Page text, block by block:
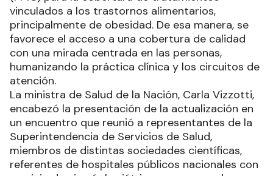
vinculados a los trastornos alimentarios,
principalmente de obesidad. De esa manera, se
favorece el acceso a una cobertura de calidad
con una mirada centrada en las personas,
humanizando la práctica clínica y los circuitos de
atención.
La ministra de Salud de la Nación, Carla Vizzotti,
encabezó la presentación de la actualización en
un encuentro que reunió a representantes de la
Superintendencia de Servicios de Salud,
miembros de distintas sociedades científicas,
referentes de hospitales públicos nacionales con